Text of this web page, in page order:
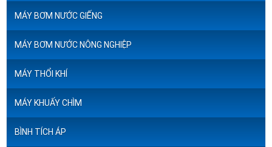
MÁY BƠM NƯỚC GIẾNG
MÁY BƠM NƯỚC NÔNG NGHIỆP
MÁY THỔI KHÍ
MÁY KHUẤY CHÌM
BÌNH TÍCH ÁP